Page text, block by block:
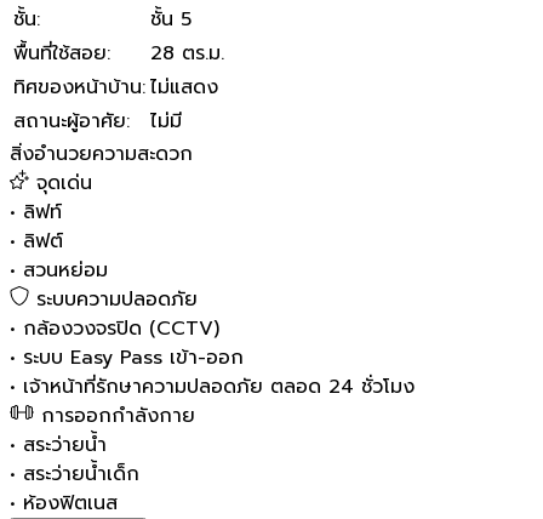
ชั้น:
ชั้น 5
พื้นที่ใช้สอย:
28 ตร.ม.
ทิศของหน้าบ้าน:ไม่แสดง
สถานะผู้อาศัย:
ไม่มี
สิ่งอำนวยความสะดวก
จุดเด่น
• ลิฟท์
• ลิฟต์
• สวนหย่อม
ระบบความปลอดภัย
• กล้องวงจรปิด (CCTV)
• ระบบ Easy Pass เข้า-ออก
• เจ้าหน้าที่รักษาความปลอดภัย ตลอด 24 ชั่วโมง
การออกกำลังกาย
• สระว่ายน้ำ
• สระว่ายน้ำเด็ก
• ห้องฟิตเนส